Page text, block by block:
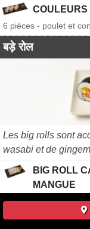
6 pièces - poulet et
बड़े रोल
Les big rolls sont
wasabi et de
BIG ROLL
MANGUE
BIG ROLL